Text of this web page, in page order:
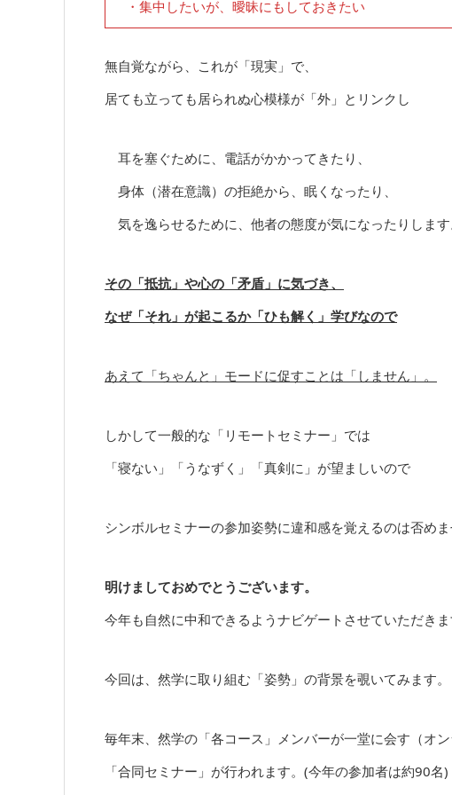
・集中したいが、曖昧にもしておきたい
無自覚ながら、これが「現実」で、
居ても立っても居られぬ心模様が「外」とリンクし
耳を塞ぐために、電話がかかってきたり、
身体（潜在意識）の拒絶から、眠くなったり、
気を逸らせるために、他者の態度が気になったりします
その「抵抗」や心の「矛盾」に気づき、
なぜ「それ」が起こるか「ひも解く」学びなので
あえて「ちゃんと」モードに促すことは「しません」。
しかして一般的な「リモートセミナー」では
「寝ない」「うなずく」「真剣に」が望ましいので
シンボルセミナーの参加姿勢に違和感を覚えるのは否めま
明けましておめでとうございます。
今年も自然に中和できるようナビゲートさせていただきま
今回は、然学に取り組む「姿勢」の背景を覗いてみます。
毎年末、然学の「各コース」メンバーが一堂に会す（オン
「合同セミナー」が行われます。(今年の参加者は約90名)